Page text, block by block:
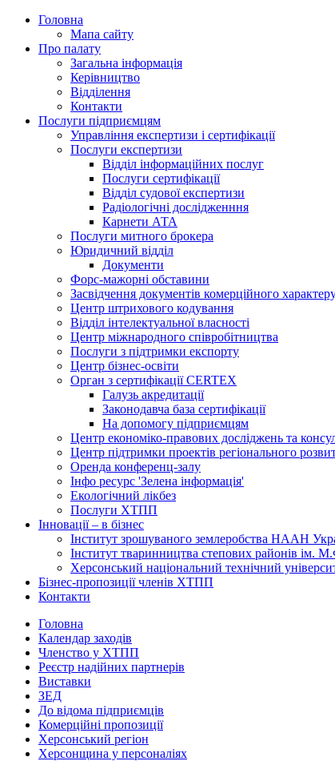
Головна
Мапа сайту
Про палату
Загальна інформація
Керівництво
Відділення
Контакти
Послуги підприємцям
Управління експертизи і сертифікації
Послуги експертизи
Відділ інформаційних послуг
Послуги сертифікації
Відділ судової експертизи
Радіологічні дослідженння
Карнети АТА
Послуги митного брокера
Юридичний відділ
Документи
Форс-мажорні обставини
Засвідчення документів комерційного
Центр штрихового кодування
Відділ інтелектуальної власності
Центр міжнародного співробітництва
Послуги з підтримки експорту
Центр бізнес-освіти
Орган з сертифікації CERTEX
Галузь акредитації
Законодавча база сертифікації
На допомогу підприємцям
Центр економіко-правових досліджень та
Центр підтримки проектів регіонального
Оренда конференц-залу
Інфо ресурс 'Зелена інформація'
Екологічний лікбез
Послуги ХТПП
Інновації – в бізнес
Інститут зрошуваного землеробства НААН
Інститут тваринництва степових районів ім.
Херсонський національний технічний
Бізнес-пропозиції членів ХТПП
Контакти
Головна
Календар заходів
Членство у ХТПП
Реєстр надійних партнерів
Виставки
ЗЕД
До відома підприємців
Комерційні пропозиції
Херсонський регіон
Херсонщина у персоналіях